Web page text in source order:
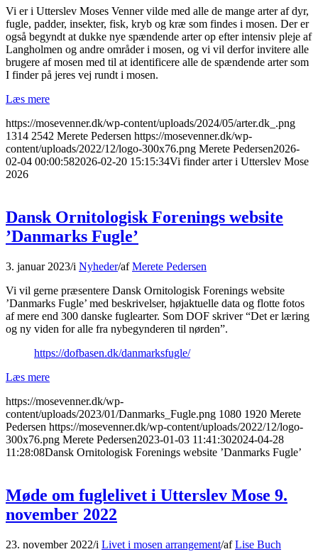
Vi er i Utterslev Moses Venner vilde med alle de mange arter af dyr,
fugle, padder, insekter, fisk, kryb og kræ som findes i mosen. Der er
også begyndt at dukke nye spændende arter op efter intensiv pleje af
Langholmen og andre områder i mosen, og vi vil derfor invitere alle
brugere af mosen med til at identificere alle de spændende arter som
I finder på jeres vej rundt i mosen.
Læs mere
https://mosevenner.dk/wp-content/uploads/2024/05/arter.dk_.png
1314 2542 Merete Pedersen https://mosevenner.dk/wp-
content/uploads/2022/12/logo-300x76.png Merete Pedersen2026-
02-04 00:00:582026-02-20 15:15:34Vi finder arter i Utterslev Mose
2026
Dansk Ornitologisk Forenings website
’Danmarks Fugle’
3. januar 2023/i Nyheder/afMerete Pedersen
Vi vil gerne præsentere Dansk Ornitologisk Forenings website
’Danmarks Fugle’ med beskrivelser, højaktuelle data og flotte fotos
af mere end 300 danske fuglearter. Som DOF skriver “Det er læring
og ny viden for alle fra nybegynderen til nørden”.
https://dofbasen.dk/danmarksfugle/
Læs mere
https://mosevenner.dk/wp-
content/uploads/2023/01/Danmarks_Fugle.png 1080 1920 Merete
Pedersen https://mosevenner.dk/wp-content/uploads/2022/12/logo-
300x76.png Merete Pedersen2023-01-03 11:41:302024-04-28
11:28:08Dansk Ornitologisk Forenings website ’Danmarks Fugle’
Møde om fuglelivet i Utterslev Mose 9.
november 2022
23. november 2022/i Livet i mosen arrangement/afLise Buch